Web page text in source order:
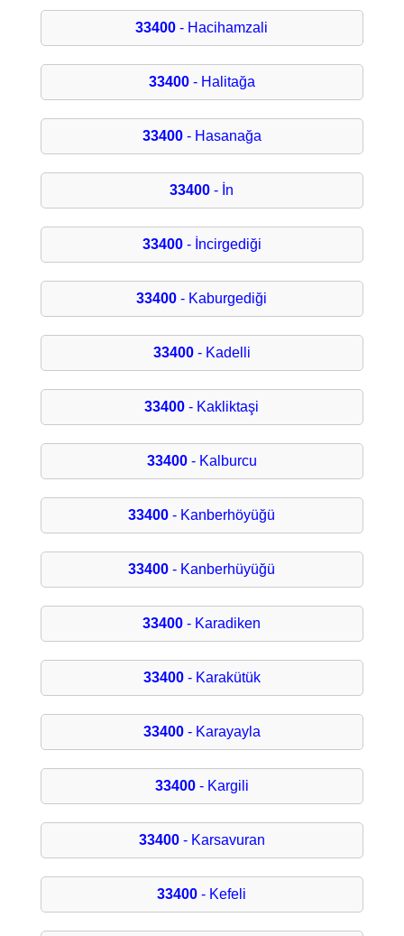
33400 - Hacihamzali
33400- Halitağa
33400- Hasanağa
33400 - İn
33400- İncirgediği
33400 - Kaburgediği
33400- Kadelli
33400 - Kakliktaşi
33400- Kalburcu
33400 - Kanberhöyüğü
33400 - Kanberhüyüğü
33400 - Karadiken
33400- Karakütük
33400- Karayayla
33400- Kargili
33400- Karsavuran
33400 - Kefeli